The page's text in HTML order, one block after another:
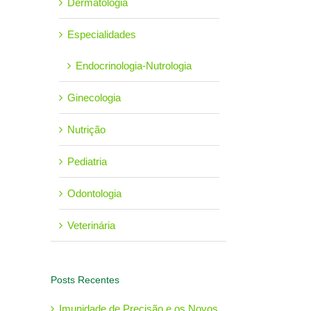
Dermatologia
Especialidades
Endocrinologia-Nutrologia
Ginecologia
Nutrição
Pediatria
Odontologia
Veterinária
Posts Recentes
Imunidade de Precisão e os Novos